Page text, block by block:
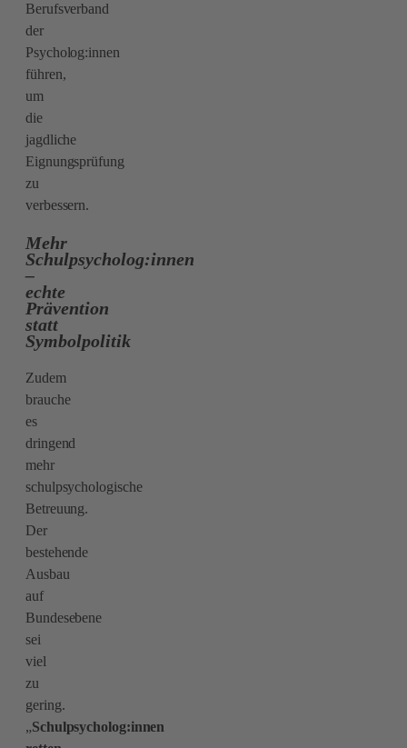
Berufsverband
der
Psycholog:innen
führen,
um
die
jagdliche
Eignungsprüfung
zu
verbessern.
Mehr
Schulpsycholog:innen
–
echte
Prävention
statt
Symbolpolitik
Zudem
brauche
es
dringend
mehr
schulpsychologische
Betreuung.
Der
bestehende
Ausbau
auf
Bundesebene
sei
viel
zu
gering.
„Schulpsycholog:innen